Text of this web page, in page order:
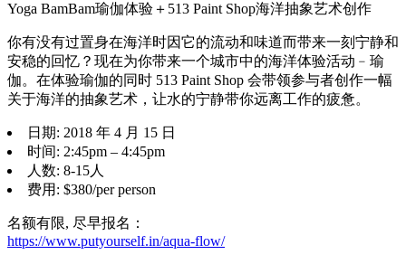
Yoga BamBam瑜伽体验＋513 Paint Shop海洋抽象艺术创作
你有没有过置身在海洋时因它的流动和味道而带来一刻宁静和
安稳的回忆？现在为你带来一个城市中的海洋体验活动﹣瑜
伽。在体验瑜伽的同时 513 Paint Shop 会带领参与者创作一幅
关于海洋的抽象艺术，让水的宁静带你远离工作的疲惫。
日期: 2018 年 4 月 15 日
时间: 2:45pm – 4:45pm
人数: 8-15人
费用: $380/per person
名额有限, 尽早报名：
https://www.putyourself.in/aqua-flow/